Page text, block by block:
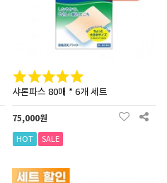
샤론파스 80매 * 6개 세트
75,000원
HOT SALE